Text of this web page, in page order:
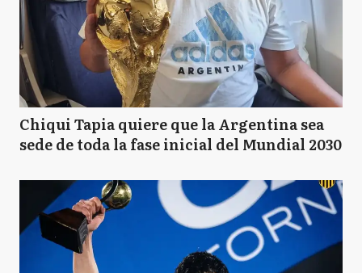
Chiqui Tapia quiere que la Argentina sea
sede de toda la fase inicial del Mundial 2030